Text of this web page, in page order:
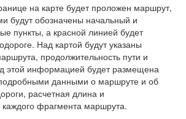
на карте будет проложен маршрут,
будут обозначены начальный и
пункты, а красной линией будет
Над картой будут указаны
продолжительность пути и
этой информацией будет размещена
данными о маршруте и об
расчетная длина и
каждого фрагмента маршрута.